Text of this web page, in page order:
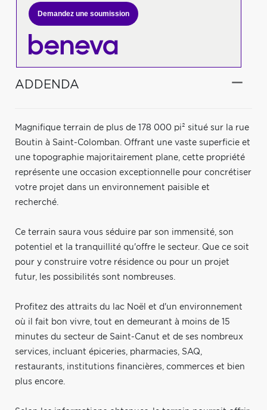
Demandez une soumission
ADDENDA
Magnifique terrain de plus de 178 000 pi² situé sur la rue
Boutin à Saint-Colomban. Offrant une vaste superficie et
une topographie majoritairement plane, cette propriété
représente une occasion exceptionnelle pour concrétiser
votre projet dans un environnement paisible et
recherché.
Ce terrain saura vous séduire par son immensité, son
potentiel et la tranquillité qu'offre le secteur. Que ce soit
pour y construire votre résidence ou pour un projet
futur, les possibilités sont nombreuses.
Profitez des attraits du lac Noël et d'un environnement
où il fait bon vivre, tout en demeurant à moins de 15
minutes du secteur de Saint-Canut et de ses nombreux
services, incluant épiceries, pharmacies, SAQ,
restaurants, institutions financières, commerces et bien
plus encore.